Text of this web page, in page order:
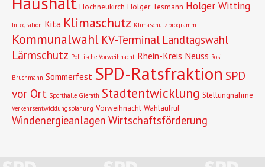
Hochneukirch Holger Tesmann Holger Witting
Integration Kita Klimaschutz Klimaschutzprogramm
Kommunalwahl KV-Terminal Landtagswahl
Lärmschutz Politische Vorweihnacht Rhein-Kreis Neuss Rosi
Bruchmann Sommerfest SPD-Ratsfraktion SPD
vor Ort Sporthalle Gierath Stadtentwicklung Stellungnahme
Verkehrsentwicklungsplanung Vorweihnacht Wahlaufruf
Windenergieanlagen Wirtschaftsförderung